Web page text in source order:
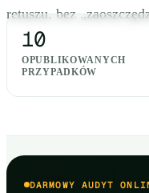
retuszu, bez
10
OPUBLIKOWANYCH
PRZYPADKÓW
DARMOWY AUDYT